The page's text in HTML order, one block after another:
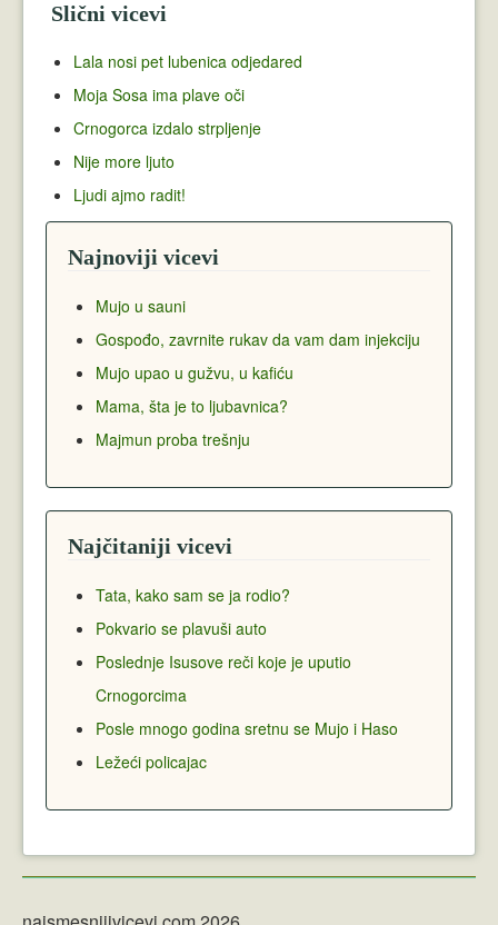
Slični vicevi
Lala nosi pet lubenica odjedared
Moja Sosa ima plave oči
Crnogorca izdalo strpljenje
Nije more ljuto
Ljudi ajmo radit!
Najnoviji vicevi
Mujo u sauni
Gospođo, zavrnite rukav da vam dam injekciju
Mujo upao u gužvu, u kafiću
Mama, šta je to ljubavnica?
Majmun proba trešnju
Najčitaniji vicevi
Tata, kako sam se ja rodio?
Pokvario se plavuši auto
Poslednje Isusove reči koje je uputio
Crnogorcima
Posle mnogo godina sretnu se Mujo i Haso
Ležeći policajac